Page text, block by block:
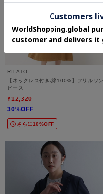
RILATO
【ネックレス付き/綿100%】フリルワン
ピース
¥12,320
30%OFF
さらに10%OFF